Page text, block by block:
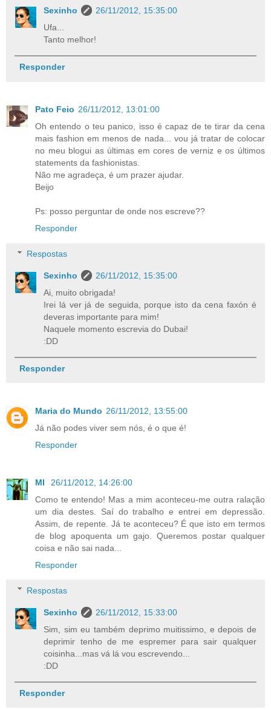
Sexinho
26/11/2012, 15:35:00
Ufa...
Tanto melhor!
Responder
Pato Feio 26/11/2012, 13:01:00
Oh entendo o teu panico, isso é capaz de te tirar da cena
mais fashion em menos de nada... vou já tratar de colocar
no meu blogui as últimas em cores de verniz e os últimos
statements da fashionistas.
Não me agradeça, é um prazer ajudar.
Beijo
Ps: posso perguntar de onde nos escreve??
Responder
Respostas
Sexinho
26/11/2012, 15:35:00
Ai, muito obrigada!
Irei lá ver já de seguida, porque isto da cena faxón é
deveras importante para mim!
Naquele momento escrevia do Dubai!
:DD
Responder
Maria do Mundo 26/11/2012, 13:55:00
Já não podes viver sem nós, é o que é!
Responder
MI
26/11/2012, 14:26:00
Como te entendo! Mas a mim aconteceu-me outra ralação
um dia destes. Saí do trabalho e entrei em depressão.
Assim, de repente. Já te aconteceu? É que isto em termos
de blog apoquenta um gajo. Queremos postar qualquer
coisa e não sai nada...
Responder
Respostas
Sexinho
26/11/2012, 15:33:00
Sim, sim eu também deprimo muitissimo, e depois de
deprimir tenho de me espremer para sair qualquer
coisinha...mas vá lá vou escrevendo...
:DD
Responder